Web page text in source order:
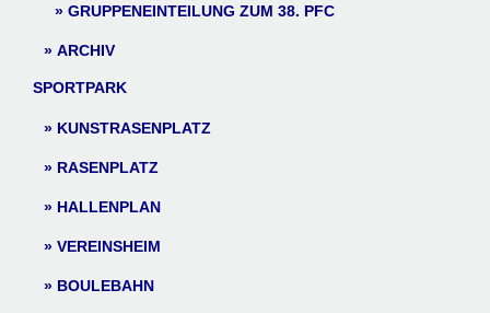
GRUPPENEINTEILUNG ZUM 38. PFC
ARCHIV
SPORTPARK
KUNSTRASENPLATZ
RASENPLATZ
HALLENPLAN
VEREINSHEIM
BOULEBAHN